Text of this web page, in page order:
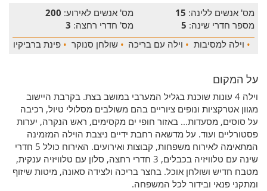
מס' אנשים ללינה: 15 מס' אנשים לאירוע: 200
מספר חדרי שינה: 5 מס' חדרי רחצה: 3
• וילה למסיבות • וילה עם בריכה • שולחן סנוקר • פינת ברביקיו
על המקום
וילה 4 עונות שוכנת בגליל המערבי במושב בצת. בקרבת היישוב
מגוון אטרקציות ונופים ציוריים בהם משולבים מסלולי טיול, רכיבה
על סוסים, מסעדות... באזור חופי ים מקסימים, ראש הנקרה, יערות
פסטורליים ועוד. על מדשאה רחבת ידיים ניצבת הוילה המזמינה
המתאימה לאירוח משפחות, קבוצות ואירועים. האירוח כולל 5 חדרי
שינה עם טלוויזיה בכבלים, 3 חדרי רחצה, סלון עם טלוויזיה ענקית,
מטבח חדיש ושולחן אוכל. בחצר בריכה ולצידה סאונה, מיטות שיזוף
ומתקני פנאי ובידור לכל המשפחה.